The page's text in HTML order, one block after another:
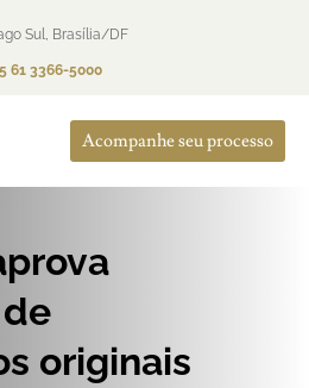
Sul, Brasília/DF
61 3366-5000
Acompanhe seu processo
originais